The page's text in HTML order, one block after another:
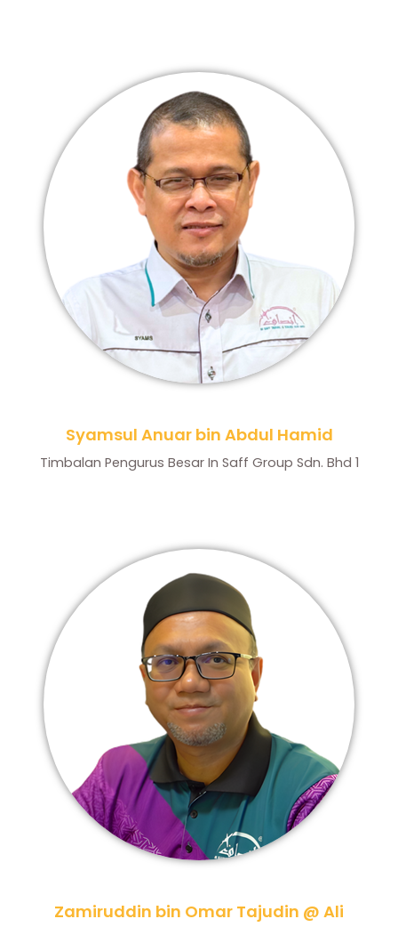
Syamsul Anuar bin Abdul Hamid
Timbalan Pengurus Besar In Saff Group Sdn. Bhd 1
Zamiruddin bin Omar Tajudin @ Ali